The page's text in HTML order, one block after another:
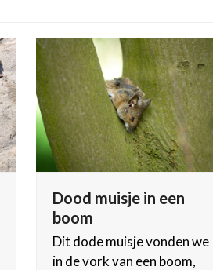
Dood muisje in een
boom
Dit dode muisje vonden we
in de vork van een boom,